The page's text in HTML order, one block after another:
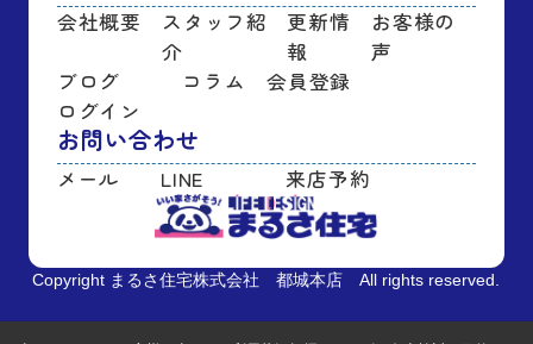
会社概要
スタッフ紹
介
更新情
報
お客様の
声
ブログ
コラム
会員登録
ログイン
お問い合わせ
メール LINE 来店予約
Copyright まるさ住宅株式会社 都城本店 All rights reserved.